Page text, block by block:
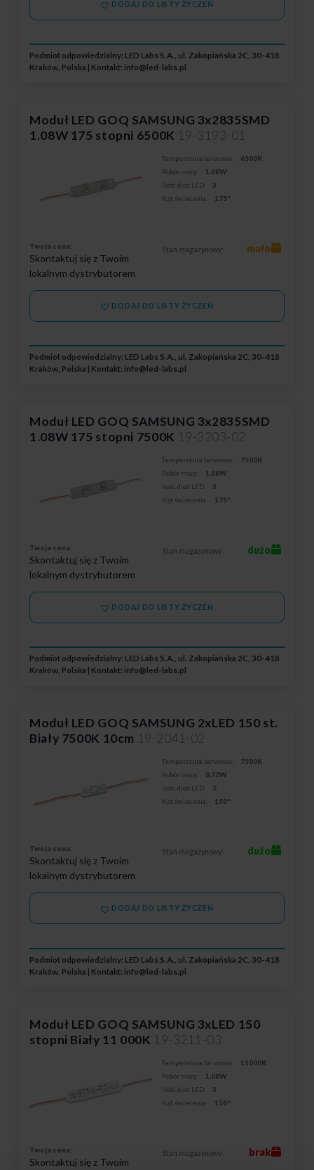
DODAJ DO LISTY ŻYCZEŃ
Podmiot odpowiedzialny: LED Labs S.A., ul. Zakopiańska 2C, 30-418
Kraków, Polska | Kontakt: info@led-labs.pl
Moduł LED GOQ SAMSUNG 3x2835SMD
1.08W 175 stopni 6500K 19-3193-01
Temperatura barwowa:
6500K
Pobór mocy:
1,08W
Ilość diod LED:
3
Kąt świecenia:
175°
Twoja cena:
Skontaktuj się z Twoim
lokalnym dystrybutorem
Stan magazynowy: mało
DODAJ DO LISTY ŻYCZEŃ
Podmiot odpowiedzialny: LED Labs S.A., ul. Zakopiańska 2C, 30-418
Kraków, Polska | Kontakt: info@led-labs.pl
Moduł LED GOQ SAMSUNG 3x2835SMD
1.08W 175 stopni 7500K 19-3203-02
Temperatura barwowa:
7500K
Pobór mocy:
1,08W
Ilość diod LED:
3
Kąt świecenia:
175°
Twoja cena:
Skontaktuj się z Twoim
lokalnym dystrybutorem
Stan magazynowy: dużo
DODAJ DO LISTY ŻYCZEŃ
Podmiot odpowiedzialny: LED Labs S.A., ul. Zakopiańska 2C, 30-418
Kraków, Polska | Kontakt: info@led-labs.pl
Moduł LED GOQ SAMSUNG 2xLED 150 st.
Biały 7500K 10cm 19-2041-02
Temperatura barwowa:
7500K
Pobór mocy:
0,72W
Ilość diod LED:
2
Kąt świecenia:
150°
Twoja cena:
Skontaktuj się z Twoim
lokalnym dystrybutorem
Stan magazynowy: dużo
DODAJ DO LISTY ŻYCZEŃ
Podmiot odpowiedzialny: LED Labs S.A., ul. Zakopiańska 2C, 30-418
Kraków, Polska | Kontakt: info@led-labs.pl
Moduł LED GOQ SAMSUNG 3xLED 150
stopni Biały 11 000K 19-3211-03
Temperatura barwowa:
11000K
Pobór mocy:
1,08W
Ilość diod LED:
3
Kąt świecenia:
150°
Twoja cena:
Skontaktuj się z Twoim
Stan magazynowy: brak